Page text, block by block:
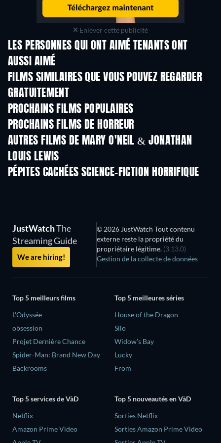
Enlever cette publicité
LES PERSONNES QUI ONT AIMÉ TENANTS ONT
AUSSI AIMÉ
FILMS SIMILAIRES QUE VOUS POUVEZ REGARDER
GRATUITEMENT
PROCHAINS FILMS POPULAIRES
PROCHAINS FILMS DE HORREUR
AUTRES FILMS DE MARY O'NEIL & JONATHAN
LOUIS LEWIS
PÉPITES CACHÉES SCIENCE-FICTION HORRIFIQUE
JustWatchThe
Streaming Guide
We are hiring!
© 2026 JustWatch Tout contenu
externe reste la propriété du
propriétaire légitime. (3.13.0)
Gestion de la collecte de données
Top 5 meilleurs films
L'Odyssée
obsession
Projet Dernière Chance
Spider-Man: Brand New Day
Backrooms
Top 5 meilleures séries
House of the Dragon
Silo
Widow’s Bay
Lucky
From
Top 5 services de VàD
Netflix
Amazon Prime Video
Top 5 nouveautés en VàD
Sorties Netflix
Sorties Amazon Prime Video